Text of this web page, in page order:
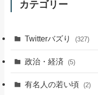
カテゴリー
Twitterバズり (327)
政治・経済 (5)
有名人の若い頃 (2)